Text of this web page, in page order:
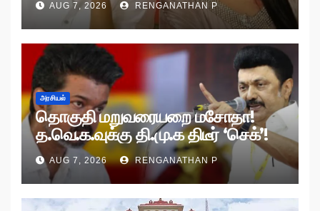
AUG 7, 2026 RENGANATHAN P
அரசியல்
தொகுதி மறுவரையறை மசோதா!
த.வெ.க.வுக்கு தி.மு.க திடீர் ‘செக்’!
AUG 7, 2026 RENGANATHAN P